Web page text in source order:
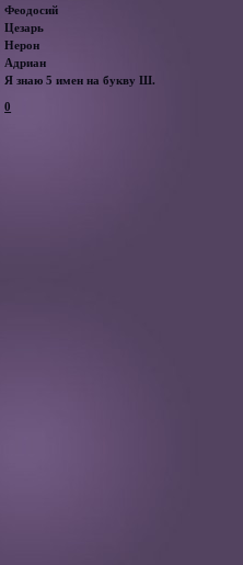
Феодосий
Цезарь
Нерон
Адриан
Я знаю 5 имен на букву Ш.
0